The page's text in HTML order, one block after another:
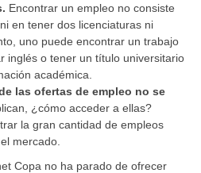
Encontrar un empleo no consiste
en tener dos licenciaturas ni
uno puede encontrar un trabajo
inglés o tener un título universitario
académica.
las ofertas de empleo no se
¿cómo acceder a ellas?
la gran cantidad de empleos
mercado.
Copa no ha parado de ofrecer